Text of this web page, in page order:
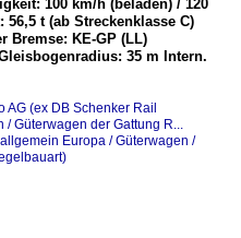
100 km/h (beladen) / 120
t (ab Streckenklasse C)
Bremse: KE-GP (LL)
35 m Intern.
AG (ex DB Schenker Rail
/ Güterwagen der Gattung R...
allgemein Europa / Güterwagen /